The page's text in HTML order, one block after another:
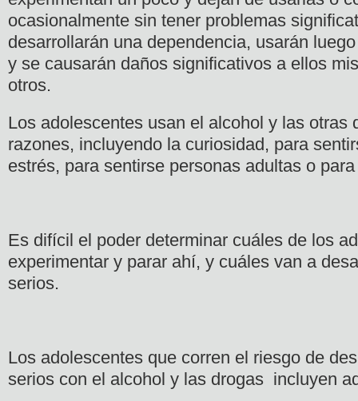
ocasionalmente sin tener problemas
desarrollarán una dependencia, usarán
y se causarán daños significativos a ellos
otros.
Los adolescentes usan el alcohol y las otras
razones, incluyendo la curiosidad, para
estrés, para sentirse personas adultas o
Es difícil el poder determinar cuáles de los
experimentar y parar ahí, y cuáles van a
serios.
Los adolescentes que corren el riesgo de
serios con el alcohol y las drogas incluyen